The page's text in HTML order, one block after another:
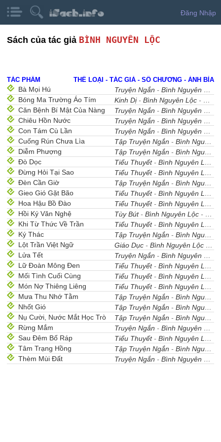
Đăng Nhập
Sách của tác giả BÌNH NGUYÊN LỘC
TÁC PHẨM THỂ LOẠI - TÁC GIẢ - SỐ CHƯƠNG - ẢNH BÌA
Bà Mọi Hú Truyện Ngắn -Bình Nguyên Lộc
Bóng Ma Trường Áo Tím
Kinh Dị-Bình Nguyên Lộc - 1
Căn Bệnh Bí Mật Của Nàng
Truyện Ngắn -Bình Nguyên Lộc
Chiêu Hồn Nước
Truyện Ngắn -Bình Nguyên Lộc
Con Tám Cù Lần
Truyện Ngắn -Bình Nguyên Lộc
Cuống Rún Chưa Lìa
Tập Truyện Ngắn -Bình Nguyên Lộc
Diễm Phượng
Tập Truyện Ngắn -Bình Nguyên Lộc
Đò Dọc
Tiểu Thuyết-Bình Nguyên Lộc
Đừng Hỏi Tại Sao
Tiểu Thuyết-Bình Nguyên Lộc
Ðèn Cần Giờ
Tập Truyện Ngắn -Bình Nguyên Lộc
Gieo Gió Gặt Bão
Tiểu Thuyết-Bình Nguyên Lộc
Hoa Hậu Bồ Đào
Tiểu Thuyết-Bình Nguyên Lộc
Hồi Ký Văn Nghệ
Tùy Bút-Bình Nguyên Lộc - 5
Khi Từ Thức Về Trần
Tiểu Thuyết-Bình Nguyên Lộc
Ký Thác
Tập Truyện Ngắn -Bình Nguyên Lộc
Lột Trần Việt Ngữ
Giáo Dục -Bình Nguyên Lộc
Lửa Tết
Truyện Ngắn -Bình Nguyên Lộc
Lữ Đoàn Mông Đen
Tiểu Thuyết-Bình Nguyên Lộc
Mối Tình Cuối Cùng
Tiểu Thuyết-Bình Nguyên Lộc
Món Nợ Thiêng Liêng
Tiểu Thuyết-Bình Nguyên Lộc
Mưa Thu Nhớ Tằm
Tập Truyện Ngắn -Bình Nguyên Lộc
Nhốt Gió
Tập Truyện Ngắn -Bình Nguyên Lộc
Nụ Cười, Nước Mắt Học Trò
Tập Truyện Ngắn -Bình Nguyên Lộc
Rừng Mắm
Truyện Ngắn -Bình Nguyên Lộc
Sau Ðêm Bố Ráp
Tiểu Thuyết-Bình Nguyên Lộc
Tâm Trạng Hồng
Tập Truyện Ngắn -Bình Nguyên Lộc
Thèm Mùi Đất
Truyện Ngắn -Bình Nguyên Lộc